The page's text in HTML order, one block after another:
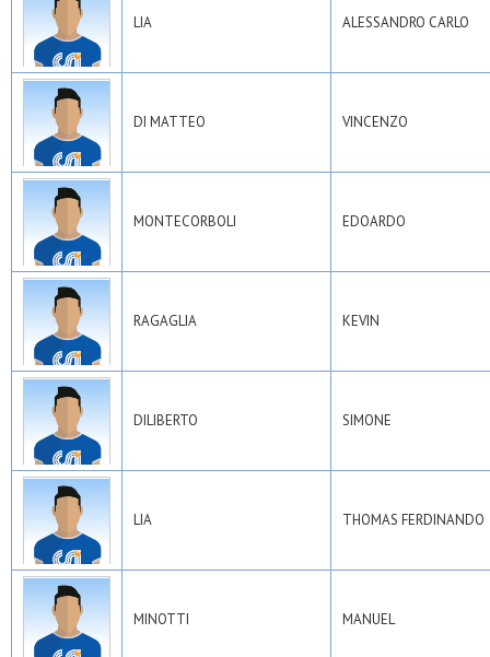
LIA ALESSANDRO CARLO
DI MATTEO VINCENZO
MONTECORBOLI EDOARDO
RAGAGLIA KEVIN
DILIBERTO SIMONE
LIA THOMAS FERDINANDO
MINOTTI MANUEL